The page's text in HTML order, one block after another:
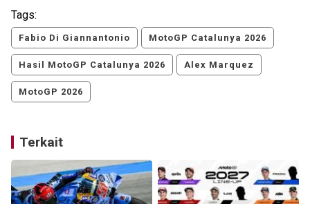
Tags:
Fabio Di Giannantonio MotoGP Catalunya 2026
Hasil MotoGP Catalunya 2026 Alex Marquez
MotoGP 2026
Terkait